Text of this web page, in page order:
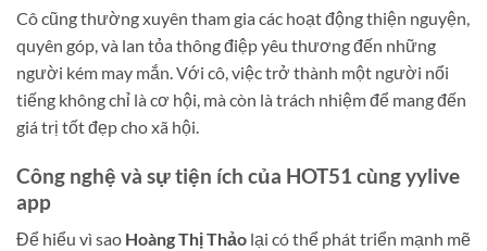
Cô cũng thường xuyên tham gia các hoạt động thiện nguyện,
quyên góp, và lan tỏa thông điệp yêu thương đến những
người kém may mắn. Với cô, việc trở thành một người nổi
tiếng không chỉ là cơ hội, mà còn là trách nhiệm để mang đến
giá trị tốt đẹp cho xã hội.
Công nghệ và sự tiện ích của HOT51 cùng yylive
app
Để hiểu vì sao Hoàng Thị Thảo lại có thể phát triển mạnh mẽ